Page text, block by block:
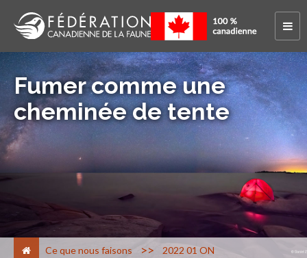
Fumer comme une
cheminée de tente
Ce que nous faisons > 2022 01 ON